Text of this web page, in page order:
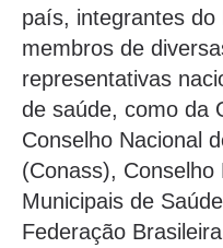
país, integrantes
membros de
representativas
de saúde, como da
Conselho Nacional
(Conass),
Municipais de
Federação